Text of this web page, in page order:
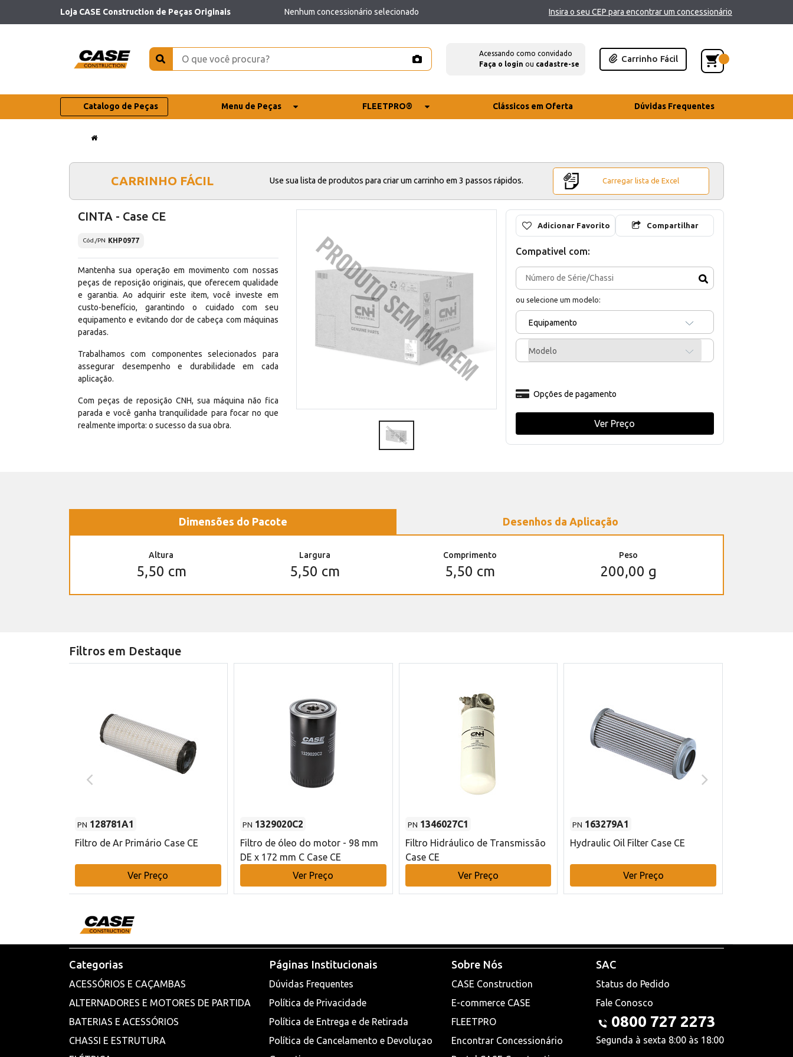
Loja CASE Construction de Peças Originais Nenhum concessionário selecionado Insira o seu CEP para encontrar um concessionário
Acessando como convidado
Faça o login ou cadastre-se
Carrinho Fácil
Catalogo de Peças Menu de Peças FLEETPRO® Clássicos em Oferta Dúvidas Frequentes
CARRINHO FÁCIL Use sua lista de produtos para criar um carrinho em 3 passos rápidos. Carregar lista de Excel
CINTA - Case CE
Cód./PN KHP0977
Mantenha sua operação em movimento com nossas
peças de reposição originais, que oferecem qualidade
e garantia. Ao adquirir este item, você investe em
custo-benefício, garantindo o cuidado com seu
equipamento e evitando dor de cabeça com máquinas
paradas.
Trabalhamos com componentes selecionados para
assegurar desempenho e durabilidade em cada
aplicação.
Com peças de reposição CNH, sua máquina não fica
parada e você ganha tranquilidade para focar no que
realmente importa: o sucesso da sua obra.
Adicionar Favorito Compartilhar
Compativel com:
ou selecione um modelo:
Equipamento
Modelo
Opções de pagamento
Ver Preço
Dimensões do Pacote Desenhos da Aplicação
Altura
5,50 cm
Largura
5,50 cm
Comprimento
5,50 cm
Peso
200,00 g
Filtros em Destaque
PN 128781A1
Filtro de Ar Primário Case CE
Ver Preço
PN 1329020C2
Filtro de óleo do motor - 98 mm
DE x 172 mm C Case CE
Ver Preço
PN 1346027C1
Filtro Hidráulico de Transmissão
Case CE
Ver Preço
PN 163279A1
Hydraulic Oil Filter Case CE
Ver Preço
Categorias
ACESSÓRIOS E CAÇAMBAS
ALTERNADORES E MOTORES DE PARTIDA
BATERIAS E ACESSÓRIOS
CHASSI E ESTRUTURA
Páginas Institucionais
Dúvidas Frequentes
Política de Privacidade
Política de Entrega e de Retirada
Política de Cancelamento e Devoluçao
Sobre Nós
CASE Construction
E-commerce CASE
FLEETPRO
Encontrar Concessionário
SAC
Status do Pedido
Fale Conosco
0800 727 2273
Segunda à sexta 8:00 às 18:00